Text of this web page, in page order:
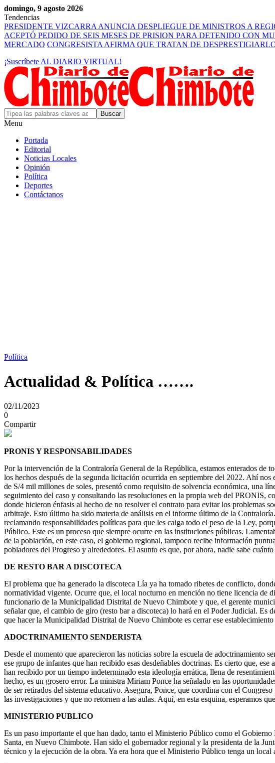
domingo, 9 agosto 2026
Tendencias
PRESIDENTE VIZCARRA ANUNCIA DESPLIEGUE DE MINISTROS A
ACEPTÓ PEDIDO DE SEIS MESES DE PRISION PARA DETENIDO CON
MERCADO CONGRESISTA AFIRMA QUE TRATAN DE
¡Suscríbete AL DIARIO VIRTUAL!
Menu
Portada
Editorial
Noticias Locales
Opinión
Política
Deportes
Contáctanos
Política
Actualidad & Política …….
02/11/2023
0
Compartir
PRONIS Y RESPONSABILIDADES
Por la intervención de la Contraloría General de la República, estamos enterados
los hechos después de la segunda licitación ocurrida en septiembre del 2022. Ahí
de S/4 mil millones de soles, presentó como requisito de solvencia económica, una
seguimiento del caso y consultando las resoluciones en la propia web del PRONIS,
donde hicieron énfasis al hecho de no resolver el contrato para evitar los problemas
arbitraje. Esto último ha sido materia de análisis en el informe último de la
reclamando responsabilidades políticas para que les caiga todo el peso de la Ley,
Público. Este es un proceso que siempre ocurre en las instituciones públicas.
de la población, en este caso, el gobierno regional, tampoco recibe información
pobladores del Progreso y alrededores. El asunto es que, por ahora, nadie sabe
DE RESTO BAR A DISCOTECA
El problema que ha generado la discoteca Lía ya ha tomado ribetes de conflicto,
normatividad vigente. Ocurre que, el local nocturno en mención no tiene licencia de
funcionario de la Municipalidad Distrital de Nuevo Chimbote y que, el gerente
señalar que, el cambio de giro (resto bar a discoteca) lo hará en el Poder Judicial.
que hacer la Municipalidad Distrital de Nuevo Chimbote es cerrar ese
ADOCTRINAMIENTO SENDERISTA
Desde el momento que aparecieron las noticias sobre la escuela de adoctrinamiento
ese grupo de infantes que han recibido esas desdeñables doctrinas. Es cierto que,
han recibido por un tiempo indeterminado esta ideología errática, llena de
hecho, es un grosero error. La ministra Miriam Ponce ha señalado en las
de ser retirados del sistema educativo. Asegura, Ponce, que coordina con el
las investigaciones y que no retornen a las aulas. Aquí, en esta esquina, esperamos
MINISTERIO PUBLICO
Es un paso importante el que han dado, tanto el Ministerio Público como el
Santa, en Nuevo Chimbote. Han sido el gobernador regional y la presidenta de la
técnico y la ejecución de la obra. Ya era hora que el Ministerio Público tenga un local